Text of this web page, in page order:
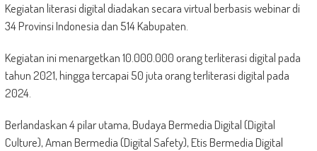
Kegiatan literasi digital diadakan secara virtual berbasis webinar di
34 Provinsi Indonesia dan 514 Kabupaten.
Kegiatan ini menargetkan 10.000.000 orang terliterasi digital pada
tahun 2021, hingga tercapai 50 juta orang terliterasi digital pada
2024.
Berlandaskan 4 pilar utama, Budaya Bermedia Digital (Digital
Culture), Aman Bermedia (Digital Safety), Etis Bermedia Digital